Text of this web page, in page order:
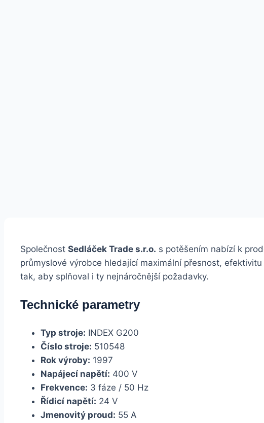
Společnost Sedláček Trade s.r.o. s potěšením nabízí k
průmyslové výrobce hledající maximální přesnost,
tak, aby splňoval i ty nejnáročnější požadavky.
Technické parametry
Typ stroje: INDEX G200
Číslo stroje: 510548
Rok výroby: 1997
Napájecí napětí: 400 V
Frekvence: 3 fáze / 50 Hz
Řídicí napětí: 24 V
Jmenovitý proud: 55 A